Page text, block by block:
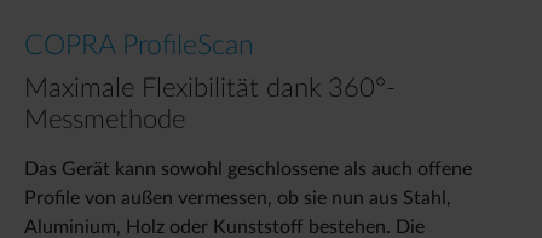
COPRA ProfileScan
Maximale Flexibilität dank 360°-
Messmethode
Das Gerät kann sowohl geschlossene als auch offene
Profile von außen vermessen, ob sie nun aus Stahl,
Aluminium, Holz oder Kunststoff bestehen. Die